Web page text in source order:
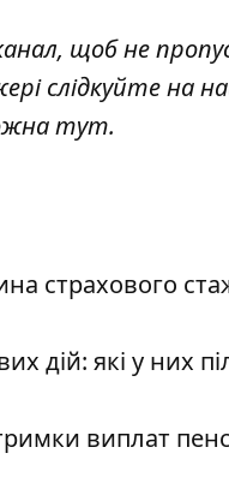
, щоб не
слідкуйте на
тут.
страхового
дій: які у них
виплат